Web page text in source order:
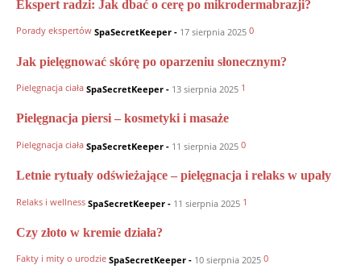
Ekspert radzi: Jak dbać o cerę po mikrodermabrazji?
Porady ekspertów SpaSecretKeeper - 17 sierpnia 2025 0
Jak pielęgnować skórę po oparzeniu słonecznym?
Pielęgnacja ciała SpaSecretKeeper - 13 sierpnia 2025 1
Pielęgnacja piersi – kosmetyki i masaże
Pielęgnacja ciała SpaSecretKeeper - 11 sierpnia 2025 0
Letnie rytuały odświeżające – pielęgnacja i relaks w upały
Relaks i wellness SpaSecretKeeper - 11 sierpnia 2025 1
Czy złoto w kremie działa?
Fakty i mity o urodzie SpaSecretKeeper - 10 sierpnia 2025 0